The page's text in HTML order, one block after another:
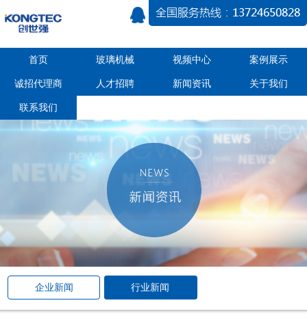
首页 玻璃机械 视频中心 案例展示
诚招代理商 人才招聘 新闻资讯 关于我们
联系我们
企业新闻 行业新闻